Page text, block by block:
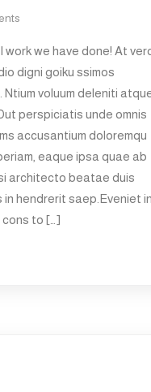
we have done! At
digni goiku ssimos
voluum deleniti
perspiciatis unde omnis
accusantium doloremqu
eaque ipsa quae ab
architecto beatae duis
in hendrerit saep.Eveniet in
to […]